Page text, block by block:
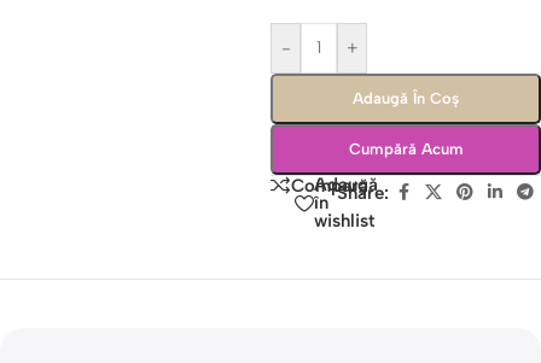
- +
Adaugă În Coș
Cumpără Acum
Compară
Adaugă
în
wishlist
Share: